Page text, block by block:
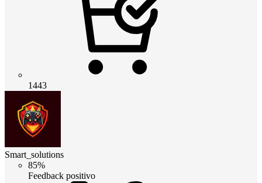
1443
Smart_solutions
85%
Feedback positivo